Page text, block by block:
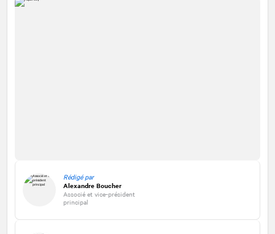
Rédigé par
Alexandre Boucher
Associé et vice-président
principal